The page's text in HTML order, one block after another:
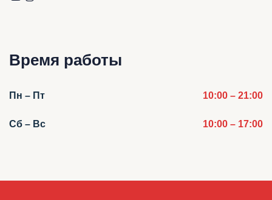
Время работы
Пн – Пт 10:00 – 21:00
Сб – Вс 10:00 – 17:00